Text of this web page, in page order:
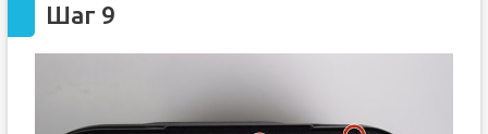
Шаг 9